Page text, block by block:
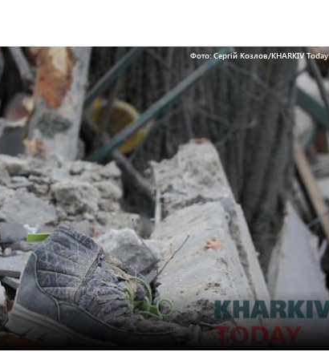
Фото: Сергій Козлов/KHARKIV Today